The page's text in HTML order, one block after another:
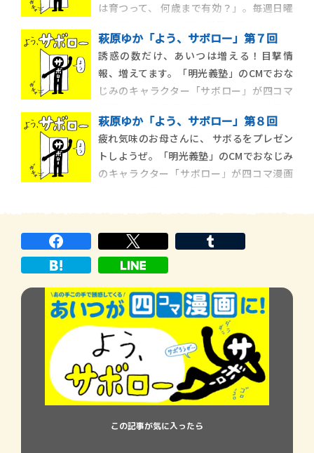
は育つって、 何歳まで有効？」。毎週日曜
萩原ゆか「よう、サボロー」第７回
誘惑の数だけ、あいつは増える！目撃情
報、増えてます。「明光義塾」のCMでおな
じみのキャラクター「サボロー」が四コマ
世界に誘います。
萩原ゆか「よう、サボロー」第８回
疲れ気味のお母さんに、 サボるをプレゼン
トしようぜ。「明光義塾」のCMでおなじみ
のキャラクター「サボロー」が四コマ漫画
この記事が気に入ったら